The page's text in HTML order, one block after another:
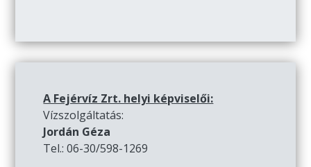
A Fejérvíz Zrt. helyi képviselői:
Vízszolgáltatás:
Jordán Géza
Tel.: 06-30/598-1269